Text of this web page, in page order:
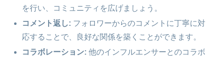
を行い、コミュニティを広げましょう。
コメント返し: フォロワーからのコメントに丁寧に対
応することで、良好な関係を築くことができます。
コラボレーション: 他のインフルエンサーとのコラボ